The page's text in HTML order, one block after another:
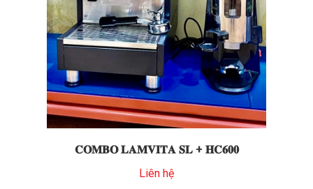
𝐂𝐎𝐌𝐁𝐎 𝐋𝐀𝐌𝐕𝐈𝐓𝐀 𝐒𝐋 + 𝐇𝐂𝟔𝟎𝟎
Liên hệ